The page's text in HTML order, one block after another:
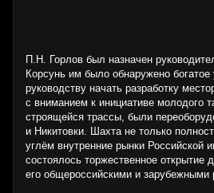
П.Н. Горлов был назначен
Корсунь им было обнаружено
руководству начать разработку
с вниманием к инициативе молодого
строящейся трассы, были
и Никитовки. Шахта не только
углём внутренние рынки Российской
состоялось торжественное
его общероссийскими и зарубежными